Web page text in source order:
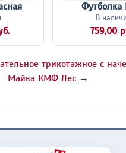
В
759,00
трикотажное с
Майка КМФ Лес →